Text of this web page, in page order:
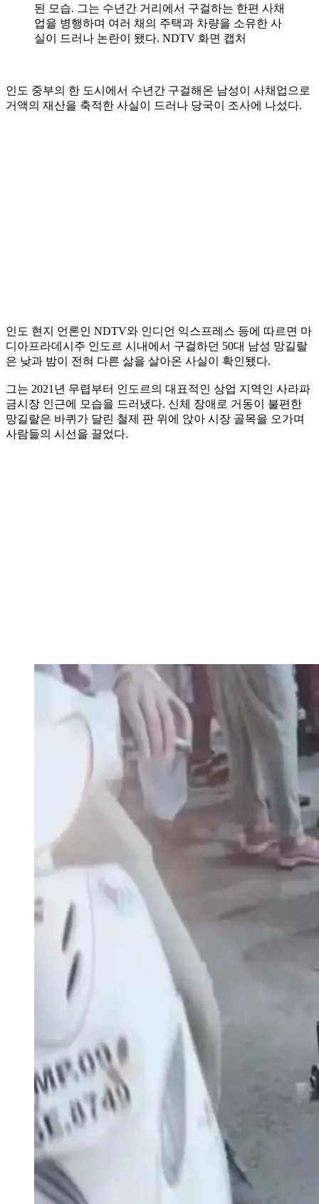
된 모습. 그는 수년간 거리에서 구걸하는 한편 사채
업을 병행하며 여러 채의 주택과 차량을 소유한 사
실이 드러나 논란이 됐다. NDTV 화면 캡처
인도 중부의 한 도시에서 수년간 구걸해온 남성이 사채업으로
거액의 재산을 축적한 사실이 드러나 당국이 조사에 나섰다.
인도 현지 언론인 NDTV와 인디언 익스프레스 등에 따르면 마
디아프라데시주 인도르 시내에서 구걸하던 50대 남성 망길랄
은 낮과 밤이 전혀 다른 삶을 살아온 사실이 확인됐다.
그는 2021년 무렵부터 인도르의 대표적인 상업 지역인 사라파
금시장 인근에 모습을 드러냈다. 신체 장애로 거동이 불편한
망길랄은 바퀴가 달린 철제 판 위에 앉아 시장 골목을 오가며
사람들의 시선을 끌었다.